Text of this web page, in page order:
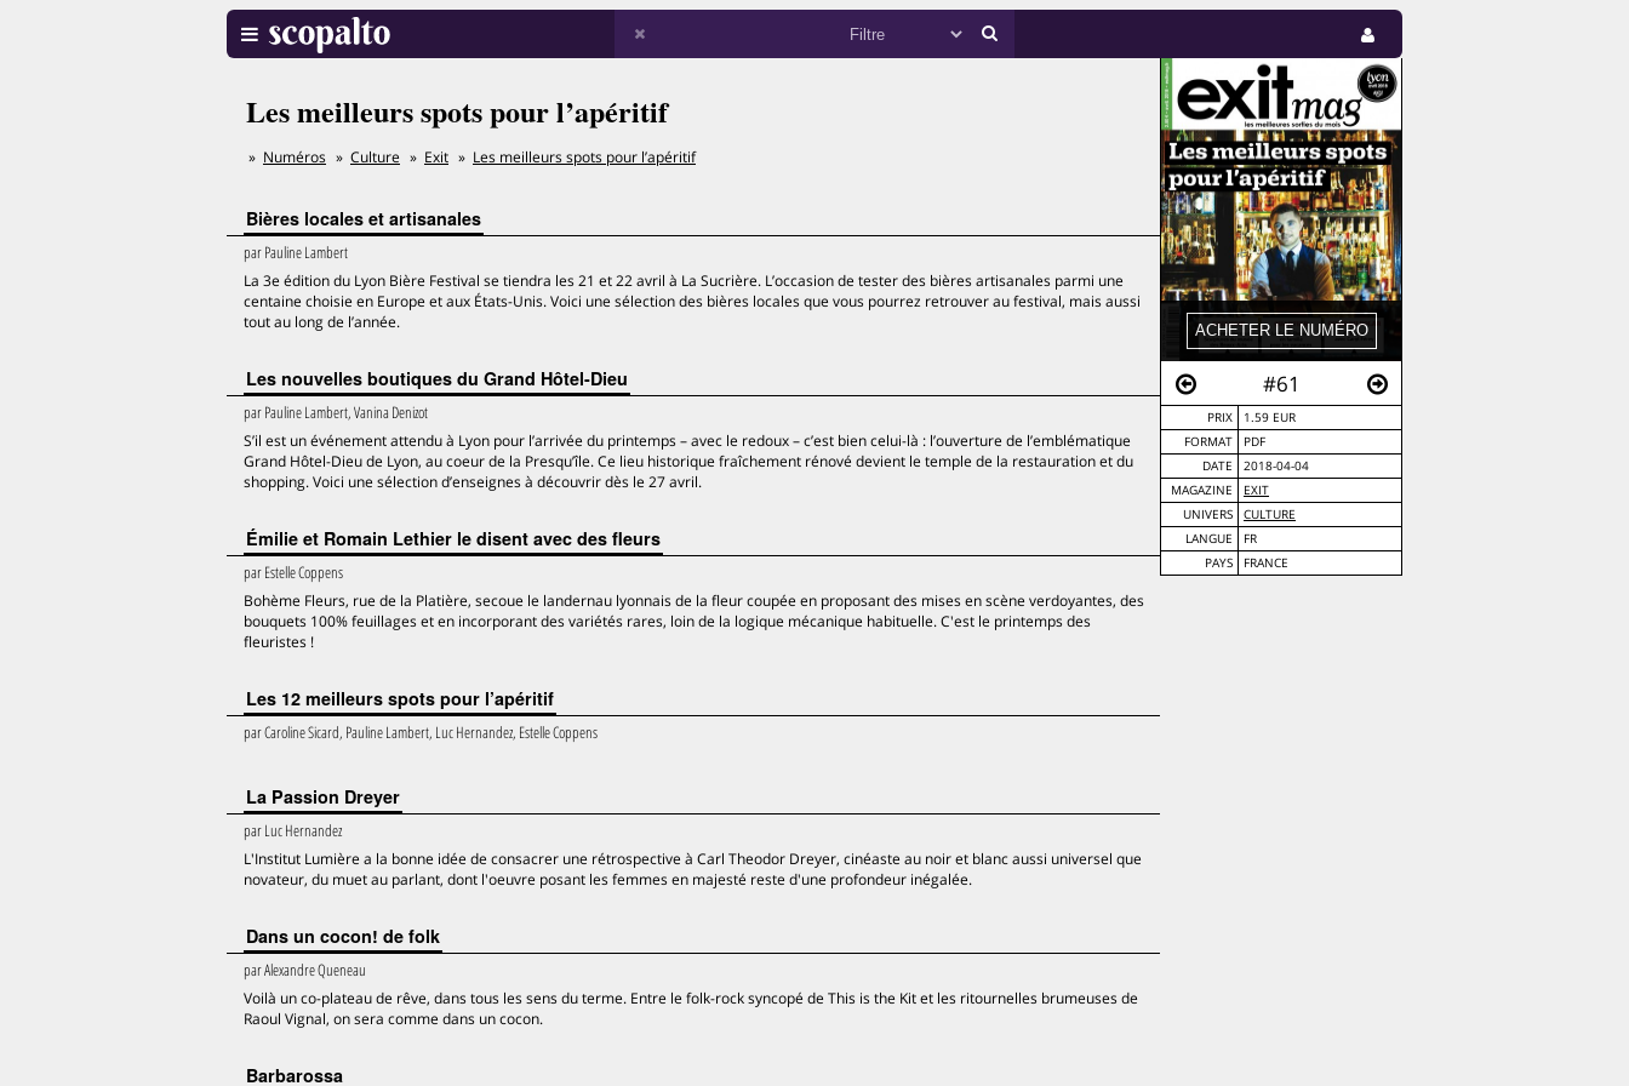
#61
PRIX
1.59 EUR
FORMAT
PDF
DATE
2018-04-04
MAGAZINE
EXIT
UNIVERS
CULTURE
LANGUE
FR
PAYS
FRANCE
Les meilleurs spots pour l’apéritif
Numéros Culture Exit Les meilleurs spots pour l’apéritif
Bières locales et artisanales
parPauline Lambert
La 3e édition du Lyon Bière Festival se tiendra les 21 et 22 avril à La Sucrière. L’occasion de tester des bières artisanales parmi une
centaine choisie en Europe et aux États-Unis. Voici une sélection des bières locales que vous pourrez retrouver au festival, mais aussi
tout au long de l’année.
Les nouvelles boutiques du Grand Hôtel-Dieu
parPauline Lambert, Vanina Denizot
S’il est un événement attendu à Lyon pour l’arrivée du printemps – avec le redoux – c’est bien celui-là : l’ouverture de l’emblématique
Grand Hôtel-Dieu de Lyon, au coeur de la Presqu’île. Ce lieu historique fraîchement rénové devient le temple de la restauration et du
shopping. Voici une sélection d’enseignes à découvrir dès le 27 avril.
Émilie et Romain Lethier le disent avec des fleurs
parEstelle Coppens
Bohème Fleurs, rue de la Platière, secoue le landernau lyonnais de la fleur coupée en proposant des mises en scène verdoyantes, des
bouquets 100% feuillages et en incorporant des variétés rares, loin de la logique mécanique habituelle. C'est le printemps des
fleuristes !
Les 12 meilleurs spots pour l’apéritif
parCaroline Sicard, Pauline Lambert, Luc Hernandez, Estelle Coppens
La Passion Dreyer
parLuc Hernandez
L'Institut Lumière a la bonne idée de consacrer une rétrospective à Carl Theodor Dreyer, cinéaste au noir et blanc aussi universel que
novateur, du muet au parlant, dont l'oeuvre posant les femmes en majesté reste d'une profondeur inégalée.
Dans un cocon! de folk
parAlexandre Queneau
Voilà un co-plateau de rêve, dans tous les sens du terme. Entre le folk-rock syncopé de This is the Kit et les ritournelles brumeuses de
Raoul Vignal, on sera comme dans un cocon.
Barbarossa